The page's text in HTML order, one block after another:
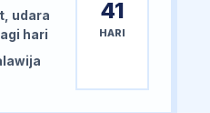
udara
hari
41
HARI